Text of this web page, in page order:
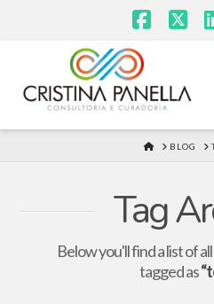
HOME
BLOG
Tag
Below you'll find a list of
tagged as